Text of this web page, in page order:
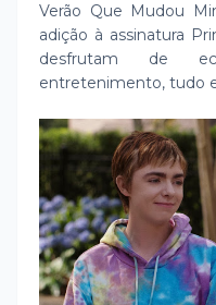
Verão Que Mudou
adição à assinatura
desfrutam de
entretenimento, tudo